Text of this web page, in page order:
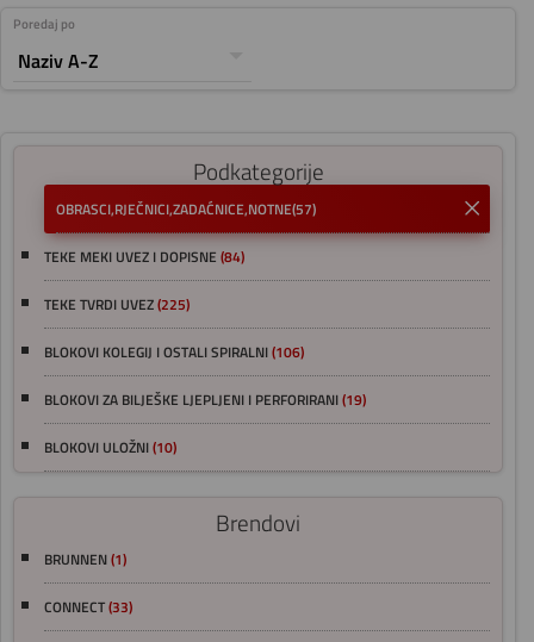
Poredaj po
Podkategorije
OBRASCI,RJEČNICI,ZADAĆNICE,NOTNE(57)
TEKE MEKI UVEZ I DOPISNE (84)
TEKE TVRDI UVEZ(225)
BLOKOVI KOLEGIJ I OSTALI SPIRALNI(106)
BLOKOVI ZA BILJEŠKE LJEPLJENI I PERFORIRANI(19)
BLOKOVI ULOŽNI(10)
Brendovi
BRUNNEN(1)
CONNECT(33)